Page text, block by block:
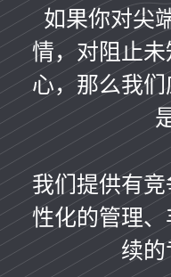
如果你对尖
情，对阻止
心，那么我
我们提供有
性化的管理
续